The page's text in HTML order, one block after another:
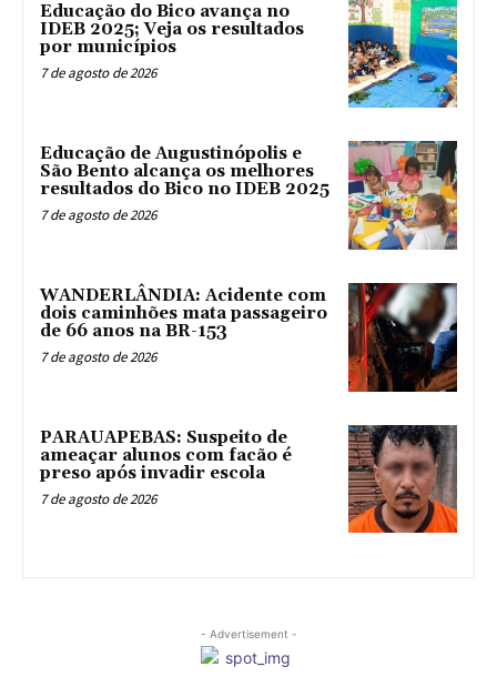
Educação do Bico avança no
IDEB 2025; Veja os resultados
por municípios
7 de agosto de 2026
Educação de Augustinópolis e
São Bento alcança os melhores
resultados do Bico no IDEB 2025
7 de agosto de 2026
WANDERLÂNDIA: Acidente com
dois caminhões mata passageiro
de 66 anos na BR-153
7 de agosto de 2026
PARAUAPEBAS: Suspeito de
ameaçar alunos com facão é
preso após invadir escola
7 de agosto de 2026
- Advertisement -